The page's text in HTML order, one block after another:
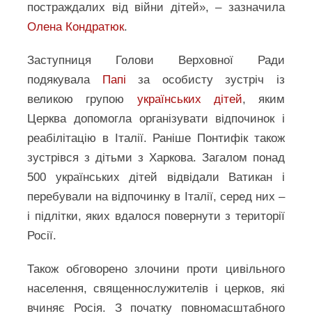
постраждалих від війни дітей», – зазначила
Олена Кондратюк.
Заступниця Голови Верховної Ради
подякувала
Папі за особисту зустріч із
великою групою українських дітей, яким
Церква допомогла організувати відпочинок і
реабілітацію в Італії. Раніше Понтифік також
зустрівся з дітьми з Харкова. Загалом понад
500 українських дітей відвідали Ватикан і
перебували на відпочинку в Італії, серед них –
і підлітки, яких вдалося повернути з території
Росії.
Також обговорено злочини проти цивільного
населення, священнослужителів і церков, які
вчиняє Росія. З початку повномасштабного